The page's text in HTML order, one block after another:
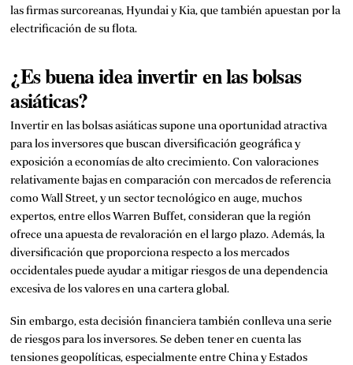
las firmas surcoreanas, Hyundai y Kia, que también apuestan por la
electrificación de su flota.
¿Es buena idea invertir en las bolsas
asiáticas?
Invertir en las bolsas asiáticas supone una oportunidad atractiva
para los inversores que buscan diversificación geográfica y
exposición a economías de alto crecimiento. Con valoraciones
relativamente bajas en comparación con mercados de referencia
como Wall Street, y un sector tecnológico en auge, muchos
expertos, entre ellos Warren Buffet, consideran que la región
ofrece una apuesta de revaloración en el largo plazo. Además, la
diversificación que proporciona respecto a los mercados
occidentales puede ayudar a mitigar riesgos de una dependencia
excesiva de los valores en una cartera global.
Sin embargo, esta decisión financiera también conlleva una serie
de riesgos para los inversores. Se deben tener en cuenta las
tensiones geopolíticas, especialmente entre China y Estados